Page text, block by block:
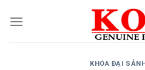
KHÓA ĐẠI